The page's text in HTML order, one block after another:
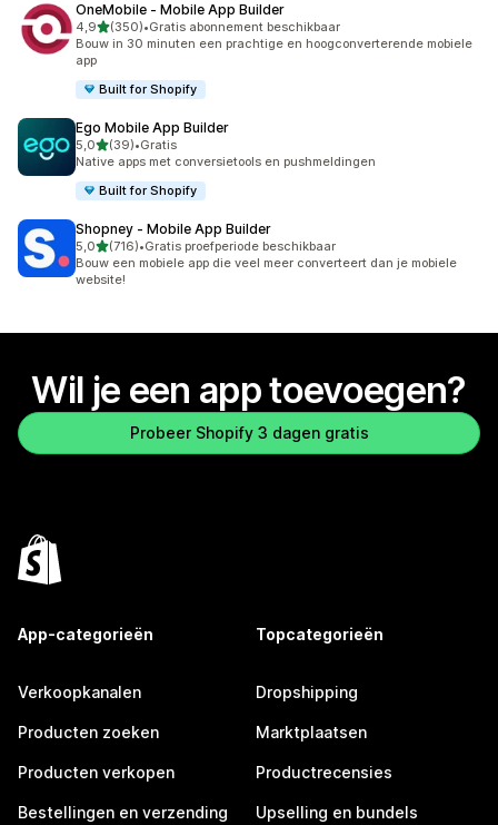
OneMobile ‑ Mobile App Builder
4,9van 5 sterren
(350)
350 recensies in totaal
•Gratis abonnement beschikbaar
Bouw in 30 minuten een prachtige en hoogconverterende mobiele
app
Built for Shopify
Ego Mobile App Builder
5,0van 5 sterren
(39)
39 recensies in totaal
•Gratis
Native apps met conversietools en pushmeldingen
Built for Shopify
Shopney ‑ Mobile App Builder
5,0van 5 sterren
(716)
716 recensies in totaal
•Gratis proefperiode beschikbaar
Bouw een mobiele app die veel meer converteert dan je mobiele
website!
Wil je een app toevoegen?
Probeer Shopify 3 dagen gratis
App-categorieën
Verkoopkanalen
Producten zoeken
Producten verkopen
Bestellingen en verzending
Topcategorieën
Dropshipping
Marktplaatsen
Productrecensies
Upselling en bundels